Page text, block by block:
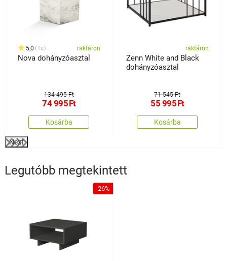
5,0 1x raktáron
Nova dohányzóasztal
134 495 Ft
74 995Ft
Kosárba
raktáron
Zenn White and Black
dohányzóasztal
71 545 Ft
55 995Ft
Kosárba
Next
Legutóbb megtekintett
-26%